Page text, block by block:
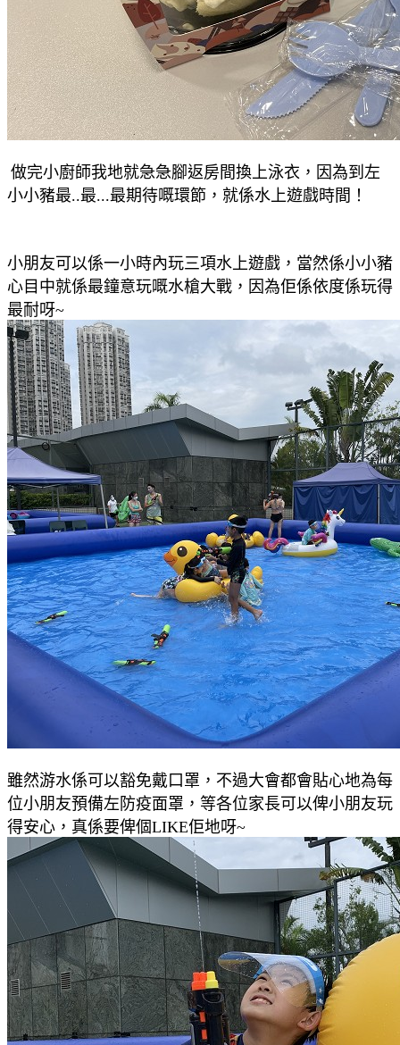
做完小廚師我地就急急腳返房間換上泳衣，因為到左
小小豬最..最...最期待嘅環節，就係水上遊戲時間！
小朋友可以係一小時內玩三項水上遊戲，當然係小小豬
心目中就係最鐘意玩嘅水槍大戰，因為佢係依度係玩得
最耐呀~
雖然游水係可以豁免戴口罩，不過大會都會貼心地為每
位小朋友預備左防疫面罩，等各位家長可以俾小朋友玩
得安心，真係要俾個LIKE佢地呀~